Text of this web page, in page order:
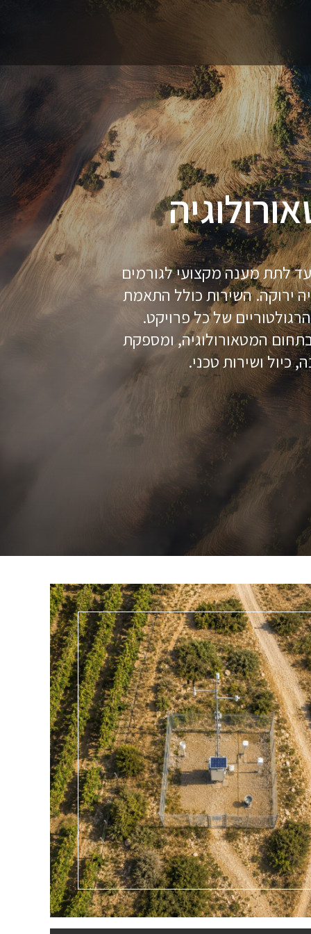
לתת מענה מקצועי לגורמים
ירוקה. השירות כולל התאמת
של כל פרויקט.
המטאורולוגיה, ומספקת
ושירות טכני.